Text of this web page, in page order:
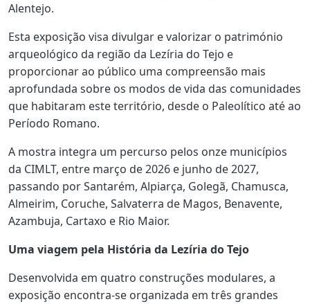
Alentejo.
Esta exposição visa divulgar e valorizar o património
arqueológico da região da Lezíria do Tejo e
proporcionar ao público uma compreensão mais
aprofundada sobre os modos de vida das comunidades
que habitaram este território, desde o Paleolítico até ao
Período Romano.
A mostra integra um percurso pelos onze municípios
da CIMLT, entre março de 2026 e junho de 2027,
passando por Santarém, Alpiarça, Golegã, Chamusca,
Almeirim, Coruche, Salvaterra de Magos, Benavente,
Azambuja, Cartaxo e Rio Maior.
Uma viagem pela História da Lezíria do Tejo
Desenvolvida em quatro construções modulares, a
exposição encontra-se organizada em três grandes